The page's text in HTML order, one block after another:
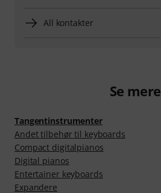
All kontakter
Se mere
Tangentinstrumenter
Andet tilbehør til keyboards
Compact digitalpianos
Digital pianos
Entertainer keyboards
Expandere